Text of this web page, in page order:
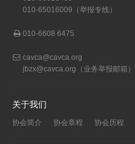
010-65016009（举报专线）
010-6608 6475
cavca@cavca.org
jbzx@cavca.org （业务举报邮箱）
关于我们
协会简介 协会章程 协会历程